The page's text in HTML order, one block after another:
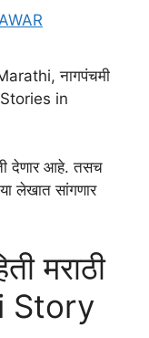
नागपंचमी
Stories in
देणार आहे. तसच
लेखात सांगणार
मराठी
Story